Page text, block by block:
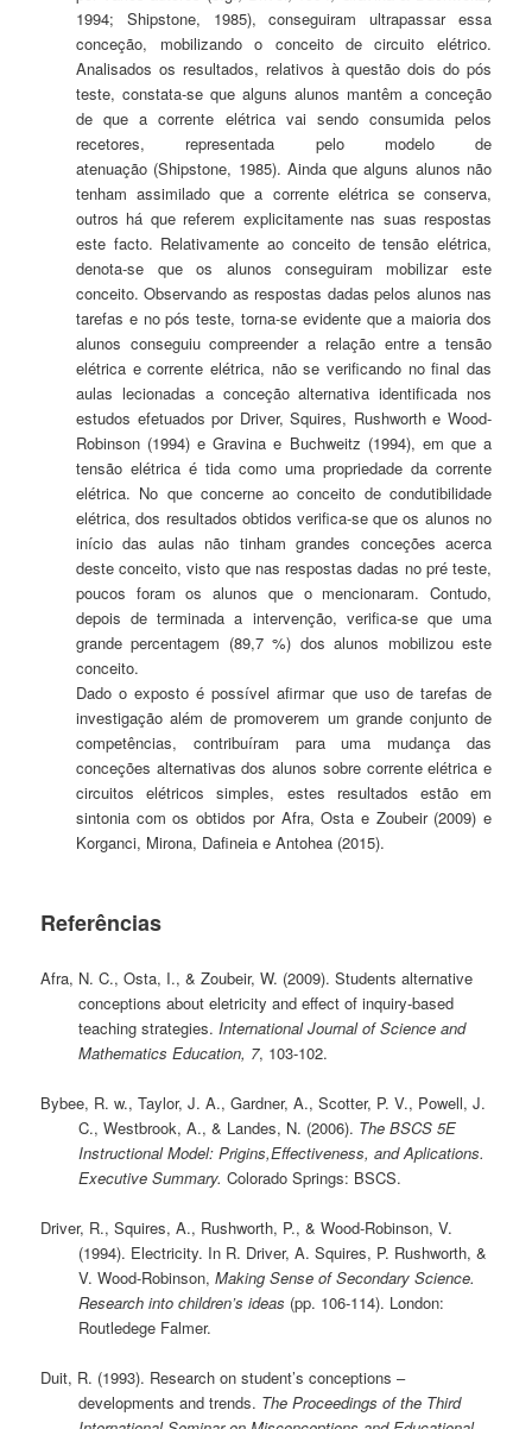
1994; Shipstone, 1985), conseguiram ultrapassar essa
conceção, mobilizando o conceito de circuito elétrico.
Analisados os resultados, relativos à questão dois do pós
teste, constata-se que alguns alunos mantêm a conceção
de que a corrente elétrica vai sendo consumida pelos
recetores, representada pelo modelo de
atenuação (Shipstone, 1985). Ainda que alguns alunos não
tenham assimilado que a corrente elétrica se conserva,
outros há que referem explicitamente nas suas respostas
este facto. Relativamente ao conceito de tensão elétrica,
denota-se que os alunos conseguiram mobilizar este
conceito. Observando as respostas dadas pelos alunos nas
tarefas e no pós teste, torna-se evidente que a maioria dos
alunos conseguiu compreender a relação entre a tensão
elétrica e corrente elétrica, não se verificando no final das
aulas lecionadas a conceção alternativa identificada nos
estudos efetuados por Driver, Squires, Rushworth e Wood-
Robinson (1994) e Gravina e Buchweitz (1994), em que a
tensão elétrica é tida como uma propriedade da corrente
elétrica. No que concerne ao conceito de condutibilidade
elétrica, dos resultados obtidos verifica-se que os alunos no
início das aulas não tinham grandes conceções acerca
deste conceito, visto que nas respostas dadas no pré teste,
poucos foram os alunos que o mencionaram. Contudo,
depois de terminada a intervenção, verifica-se que uma
grande percentagem (89,7 %) dos alunos mobilizou este
conceito.
Dado o exposto é possível afirmar que uso de tarefas de
investigação além de promoverem um grande conjunto de
competências, contribuíram para uma mudança das
conceções alternativas dos alunos sobre corrente elétrica e
circuitos elétricos simples, estes resultados estão em
sintonia com os obtidos por Afra, Osta e Zoubeir (2009) e
Korganci, Mirona, Dafineia e Antohea (2015).
Referências
Afra, N. C., Osta, I., & Zoubeir, W. (2009). Students alternative
conceptions about eletricity and effect of inquiry-based
teaching strategies.International Journal of Science and
Mathematics Education, 7, 103-102.
Bybee, R. w., Taylor, J. A., Gardner, A., Scotter, P. V., Powell, J.
C., Westbrook, A., & Landes, N. (2006). The BSCS 5E
Instructional Model: Prigins,Effectiveness, and Aplications.
Executive Summary. Colorado Springs: BSCS.
Driver, R., Squires, A., Rushworth, P., & Wood-Robinson, V.
(1994). Electricity. In R. Driver, A. Squires, P. Rushworth, &
V. Wood-Robinson,Making Sense of Secondary Science.
Research into children’s ideas (pp. 106-114). London:
Routledege Falmer.
Duit, R. (1993). Research on student’s conceptions –
developments and trends. The Proceedings of the Third